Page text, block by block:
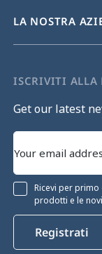
LA NOSTRA
ISCRIVITI ALLA
Get our latest
Ricevi per
prodotti e le
Registrati